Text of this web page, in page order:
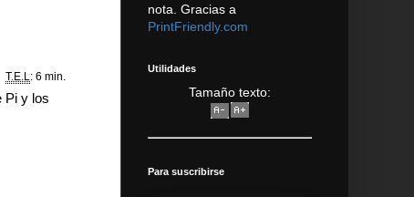
T.E.L: 6 min.
Pi y los
nota. Gracias a
PrintFriendly.com
Utilidades
Tamaño texto:
Para suscribirse